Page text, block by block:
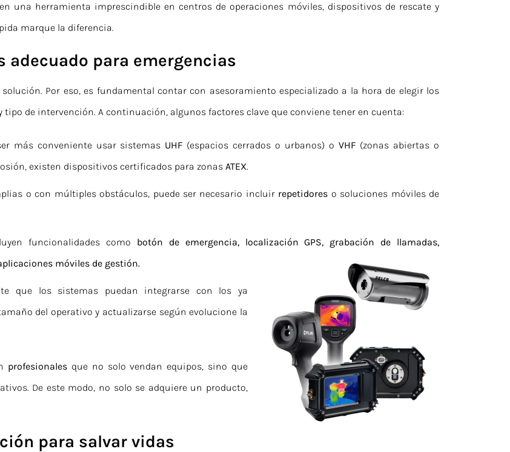
una herramienta imprescindible en centros de operaciones móviles, dispositivos de rescate y
marque la diferencia.
adecuado para emergencias
Por eso, es fundamental contar con asesoramiento especializado a la hora de elegir los
de intervención. A continuación, algunos factores clave que conviene tener en cuenta:
más conveniente usar sistemas UHF (espacios cerrados o urbanos) oVHF (zonas abiertas o
existen dispositivos certificados para zonas ATEX.
o con múltiples obstáculos, puede ser necesario incluir repetidores o soluciones móviles de
funcionalidades como botón de emergencia, localización GPS, grabación de llamadas,
móviles de gestión.
que los sistemas puedan integrarse con los ya
del operativo y actualizarse según evolucione la
profesionalesque no solo vendan equipos, sino que
De este modo, no solo se adquiere un producto,
para salvar vidas